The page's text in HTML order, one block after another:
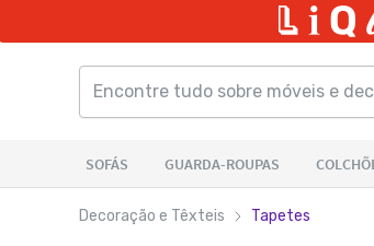
Decoração e Têxteis Tapetes